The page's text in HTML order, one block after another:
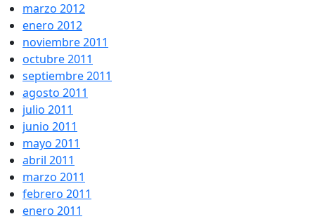
marzo 2012
enero 2012
noviembre 2011
octubre 2011
septiembre 2011
agosto 2011
julio 2011
junio 2011
mayo 2011
abril 2011
marzo 2011
febrero 2011
enero 2011